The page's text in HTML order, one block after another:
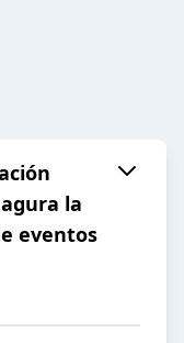
la
eventos